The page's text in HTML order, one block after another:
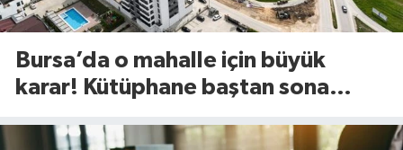
Bursa’da o mahalle için büyük
karar! Kütüphane baştan sona